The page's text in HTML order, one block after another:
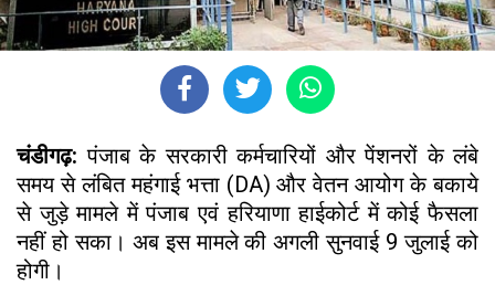
चंडीगढ़: पंजाब के सरकारी कर्मचारियों और पेंशनरों के लंबे
समय से लंबित महंगाई भत्ता (DA) और वेतन आयोग के बकाये
से जुड़े मामले में पंजाब एवं हरियाणा हाईकोर्ट में कोई फैसला
नहीं हो सका। अब इस मामले की अगली सुनवाई 9 जुलाई को
होगी।